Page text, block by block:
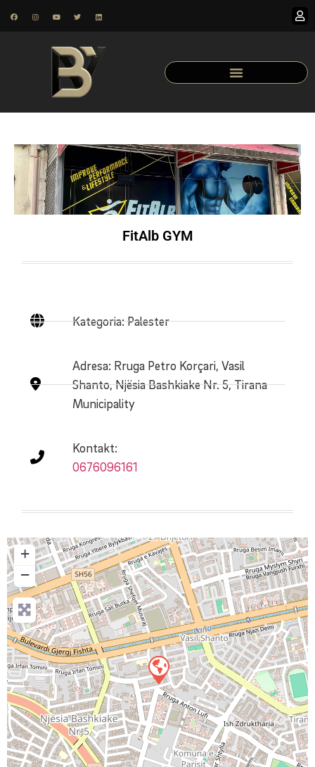
FitAlb GYM
Kategoria: Palester
Adresa: Rruga Petro Korçari, Vasil
Shanto, Njësia Bashkiake Nr. 5, Tirana
Municipality
Kontakt:
0676096161
+
−